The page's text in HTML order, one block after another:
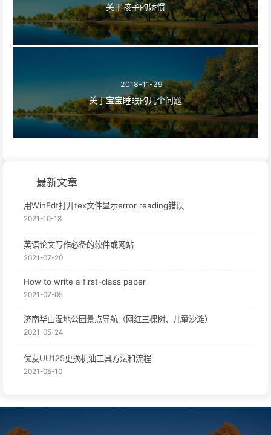
关于孩子的娇惯
2018-11-29
关于宝宝睡眠的几个问题
最新文章
用WinEdt打开tex文件显示error reading错误
2021-10-18
英语论文写作必备的软件或网站
2021-07-20
How to write a first-class paper
2021-07-05
济南华山湿地公园景点导航（网红三棵树、儿童沙滩）
2021-05-24
优友UU125更换机油工具方法和流程
2021-05-10